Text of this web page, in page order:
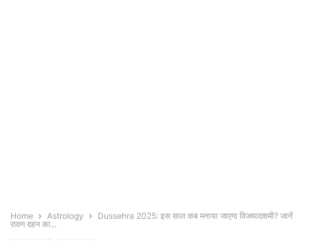
Home Astrology
Dussehra 2025: इस साल कब मनाया जाएगा विजयादशमी? जानें
रावण दहन का...